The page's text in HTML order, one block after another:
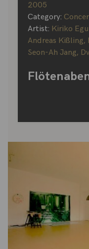
2005
Category:
Artist: Kiriko
Andreas Kißling,
Seon-Ah Jang,